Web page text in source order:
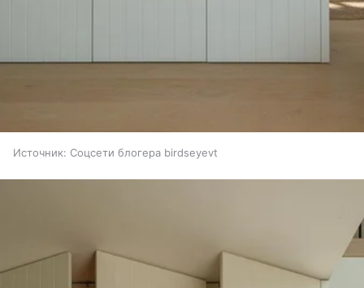
Источник: Соцсети блогера birdseyevt